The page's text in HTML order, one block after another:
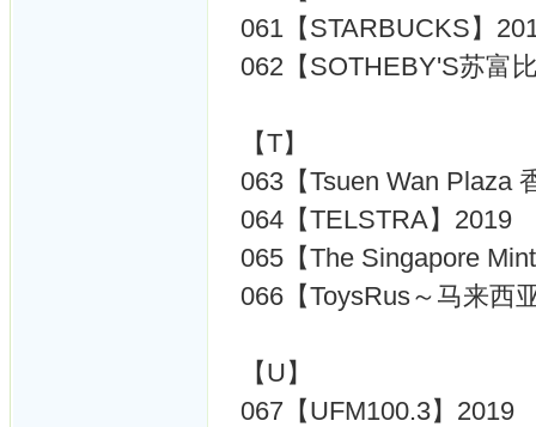
061【STARBUCKS】
062【SOTHEBY'S苏富
【T】
063【Tsuen Wan Plaza
064【TELSTRA】2019
065【The Singapore
066【ToysRus～马来西
【U】
067【UFM100.3】2019